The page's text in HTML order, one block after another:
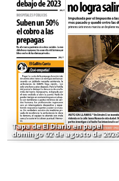
Tapa de El Diario en papel
domingo 02 de agosto de 2026